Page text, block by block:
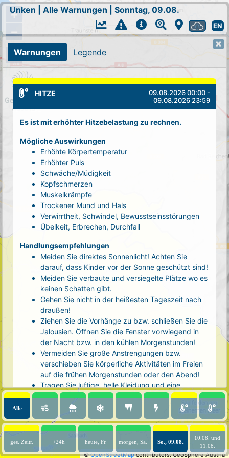
+
−
©OpenStreetMapcontributors. GeoSphere Austria
Unken Alle Warnungen Sonntag, 09.08.
EN
Warnungen Legende
HITZE
09.08.2026 00:00 -
09.08.2026 23:59
Es ist mit erhöhter Hitzebelastung zu rechnen.
Mögliche Auswirkungen
Erhöhte Körpertemperatur
Erhöhter Puls
Schwäche/Müdigkeit
Kopfschmerzen
Muskelkrämpfe
Trockener Mund und Hals
Verwirrtheit, Schwindel, Bewusstseinsstörungen
Übelkeit, Erbrechen, Durchfall
Handlungsempfehlungen
Meiden Sie direktes Sonnenlicht! Achten Sie
darauf, dass Kinder vor der Sonne geschützt sind!
Meiden Sie verbaute und versiegelte Plätze wo es
keinen Schatten gibt.
Gehen Sie nicht in der heißesten Tageszeit nach
draußen!
Ziehen Sie die Vorhänge zu bzw. schließen Sie die
Jalousien. Öffnen Sie die Fenster vorwiegend in
der Nacht bzw. in den kühlen Morgenstunden!
Vermeiden Sie große Anstrengungen bzw.
verschieben Sie körperliche Aktivitäten im Freien
auf die frühen Morgenstunden oder den Abend!
Tragen Sie luftige, helle Kleidung und eine
Kopfbedeckung!
Nehmen Sie eine kühle Dusche! Auch kalte Arm-
und Fußbäder wirken entlastend.
Trinken Sie ausreichend und regelmäßig
(mindestens 2 - 3 Liter pro Tag)! Optimal sind
Wasser, ungesüßter Tee oder mit Wasser
Alle
ges. Zeitr. +24h heute, Fr. morgen, Sa. So., 09.08.
10.08. und
11.08.